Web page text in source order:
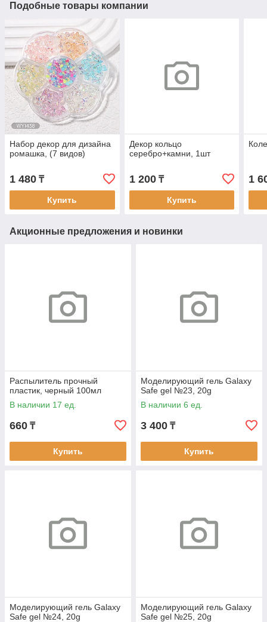
Подобные товары компании
Набор декор для дизайна
ромашка, (7 видов)
1 480 ₸
Купить
Декор кольцо
серебро+камни, 1шт
1 200₸
Купить
1
Акционные предложения и новинки
Распылитель прочный
пластик, черный 100мл
В наличии 17 ед.
660 ₸
Купить
Моделирующий гель Galaxy
Safe gel №23, 20g
В наличии 6 ед.
3 400 ₸
Купить
Моделирующий гель Galaxy
Safe gel №24, 20g
Моделирующий гель Galaxy
Safe gel №25, 20g